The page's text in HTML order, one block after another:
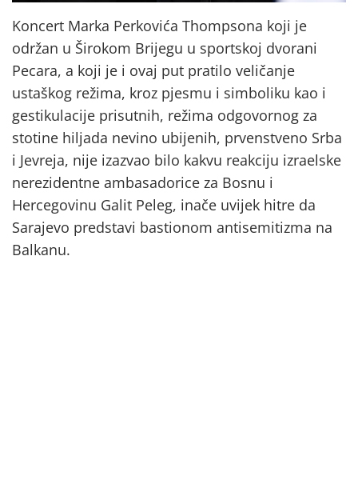
Koncert Marka Perkovića Thompsona koji je
održan u Širokom Brijegu u sportskoj dvorani
Pecara, a koji je i ovaj put pratilo veličanje
ustaškog režima, kroz pjesmu i simboliku kao i
gestikulacije prisutnih, režima odgovornog za
stotine hiljada nevino ubijenih, prvenstveno Srba
i Jevreja, nije izazvao bilo kakvu reakciju izraelske
nerezidentne ambasadorice za Bosnu i
Hercegovinu Galit Peleg, inače uvijek hitre da
Sarajevo predstavi bastionom antisemitizma na
Balkanu.